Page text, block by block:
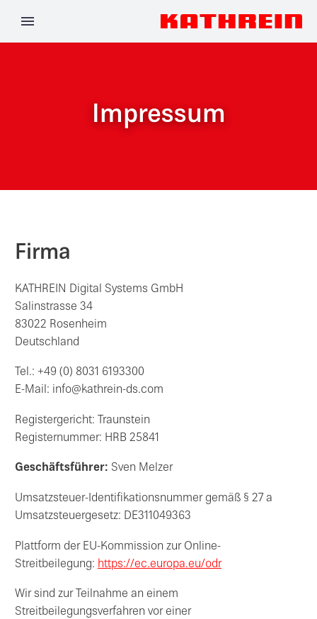
Impressum
Firma
KATHREIN Digital Systems GmbH
Salinstrasse 34
83022 Rosenheim
Deutschland
Tel.: +49 (0) 8031 6193300
E-Mail: info@kathrein-ds.com
Registergericht: Traunstein
Registernummer: HRB 25841
Geschäftsführer: Sven Melzer
Umsatzsteuer-Identifikationsnummer gemäß § 27 a
Umsatzsteuergesetz: DE311049363
Plattform der EU-Kommission zur Online-
Streitbeilegung: https://ec.europa.eu/odr
Wir sind zur Teilnahme an einem
Streitbeilegungsverfahren vor einer